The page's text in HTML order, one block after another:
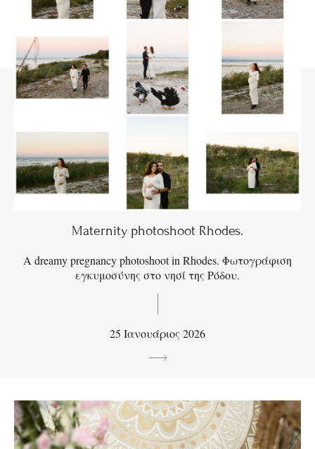
Maternity photoshoot Rhodes.
A dreamy pregnancy photoshoot in Rhodes. Φωτογράφιση
εγκυμοσύνης στο νησί της Ρόδου.
25 Ιανουάριος 2026